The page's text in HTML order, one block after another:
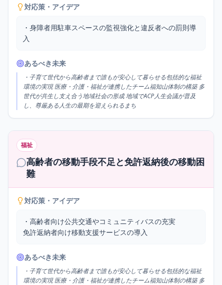
対応策・アイデア
・身障者用駐車スペースの監視強化と違反者への罰則導
入
あるべき未来
・子育て世代から高齢者まで誰もが安心して暮らせる包括的な福祉
環境の実現 医療・介護・福祉が連携したチーム福知山体制の構築 多
世代が共生し支え合う地域社会の形成 地域でACP人生会議が普及
し、尊厳ある人生の最期を迎えられるまち
福祉
高齢者の移動手段不足と免許返納後の移動困
難
対応策・アイデア
・高齢者向け公共交通やコミュニティバスの充実
免許返納者向け移動支援サービスの導入
あるべき未来
・子育て世代から高齢者まで誰もが安心して暮らせる包括的な福祉
環境の実現 医療・介護・福祉が連携したチーム福知山体制の構築 多